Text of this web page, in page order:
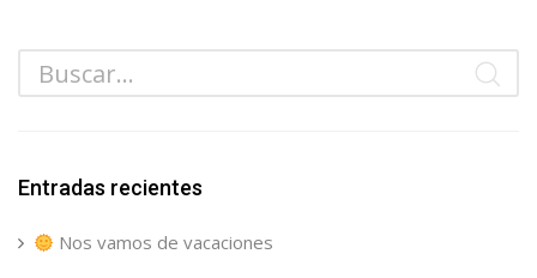
Entradas recientes
Nos vamos de vacaciones